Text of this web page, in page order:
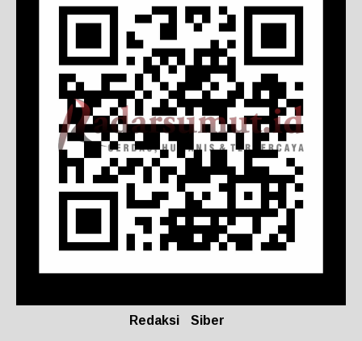
Redaksi Siber